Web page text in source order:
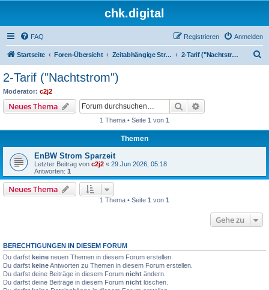
chk.digital
FAQ Anmelden
Registrieren
Startseite Foren-Übersicht Zeitabhängige Stromtarife 2-Tarif ("Nachtstrom")
2-Tarif ("Nachtstrom")
Moderator: c2j2
Neues Thema Suche
1 Thema • Seite 1 von 1
Themen
EnBW Strom Sparzeit
Letzter Beitrag von c2j2 « 29.Jun 2026, 05:18
Antworten: 1
Neues Thema
1 Thema • Seite 1 von 1
Gehe zu
BERECHTIGUNGEN IN DIESEM FORUM
Du darfst keine neuen Themen in diesem Forum erstellen.
Du darfst keineAntworten zu Themen in diesem Forum erstellen.
Du darfst deine Beiträge in diesem Forum nicht ändern.
Du darfst deine Beiträge in diesem Forum nicht löschen.